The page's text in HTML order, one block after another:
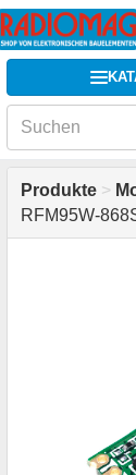
Produkte >
RFM95W-